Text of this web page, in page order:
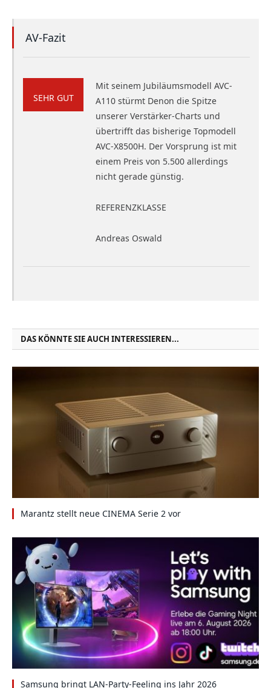
AV-Fazit
SEHR GUT
Mit seinem Jubiläums­modell AVC-
A110 stürmt Denon die Spitze
unserer Verstärker-Charts und
übertrifft das bisherige Topmodell
AVC-X8500H. Der Vorsprung ist mit
einem Preis von 5.500 allerdings
nicht gerade günstig.
REFERENZKLASSE
Andreas Oswald
DAS KÖNNTE SIE AUCH INTERESSIEREN...
Marantz stellt neue CINEMA Serie 2 vor
Samsung bringt LAN-Party-Feeling ins Jahr 2026